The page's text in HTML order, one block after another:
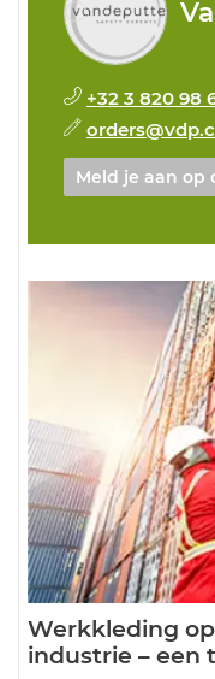
+32 3 820 98
Meld je aan op
Werkkleding
industrie – een